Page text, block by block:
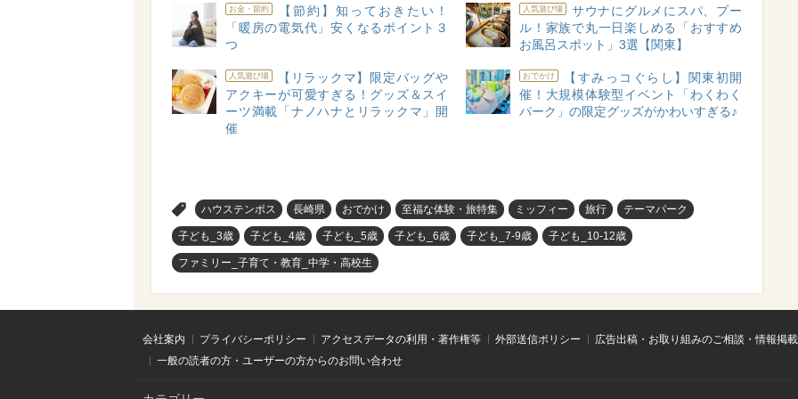
お金・節約
【節約】知っておきたい！
「暖房の電気代」安くなるポイント３
つ
人気遊び場
サウナにグルメにスパ、プー
ル！家族で丸一日楽しめる「おすすめ
お風呂スポット」3選【関東】
人気遊び場
【リラックマ】限定バッグや
アクキーが可愛すぎる！グッズ＆スイ
ーツ満載「ナノハナとリラックマ」開
催
おでかけ
【すみっコぐらし】関東初開
催！大規模体験型イベント「わくわく
パーク」の限定グッズがかわいすぎる♪
ハウステンボス 長崎県 おでかけ 至福な体験・旅特集 ミッフィー 旅行 テーマパーク
子ども_3歳 子ども_4歳 子ども_5歳 子ども_6歳 子ども_7-9歳 子ども_10-12歳
ファミリー_子育て・教育_中学・高校生
会社案内 プライバシーポリシー アクセスデータの利用・著作権等 外部送信ポリシー
広告出稿・お取り組みのご相談・情報掲
一般の読者の方・ユーザーの方からのお問い合わせ